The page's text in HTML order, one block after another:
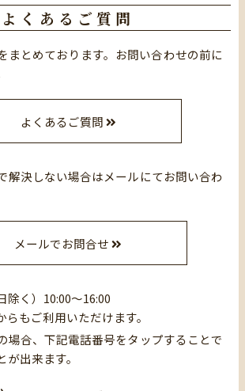
よくあるご質問
まとめております。お問い合わせの前に
よくあるご質問
解決しない場合はメールにてお問い合わ
メールでお問合せ
除く）10:00～16:00
もご利用いただけます。
場合、下記電話番号をタップすることで
出来ます。